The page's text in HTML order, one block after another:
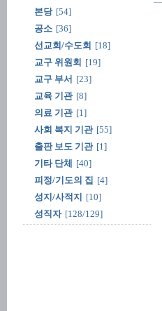
본당 [54]
공소 [36]
선교회/수도회 [18]
교구 위원회 [19]
교구 부서 [23]
교육 기관 [8]
의료 기관 [1]
사회 복지 기관 [55]
출판 보도 기관 [1]
기타 단체
[40]
피정/기도의 집 [4]
성지/사적지
[10]
성직자 [128/129]